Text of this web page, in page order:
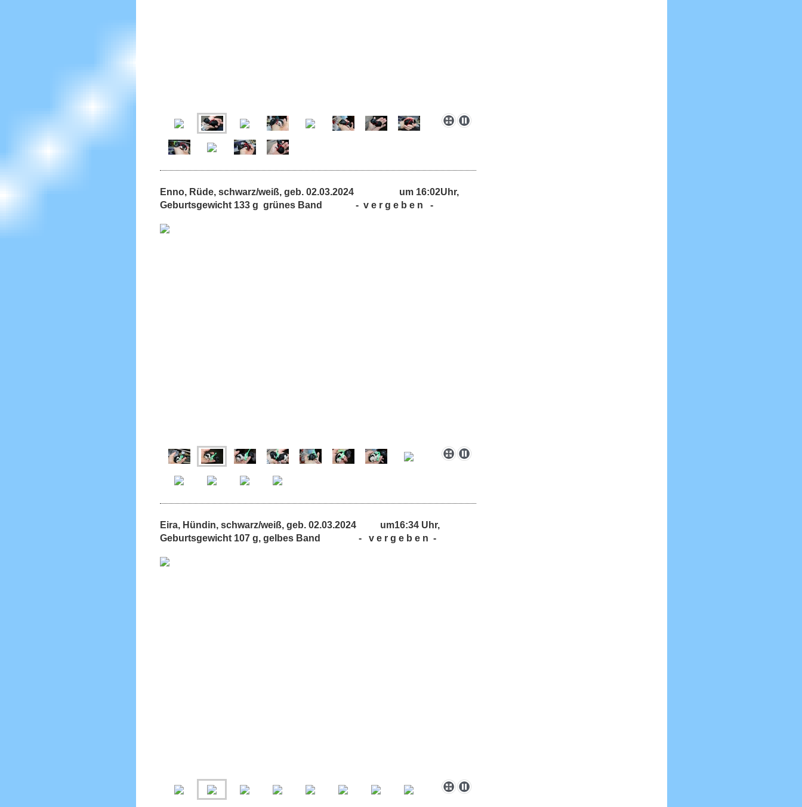
Enno, Rüde, schwarz/weiß, geb. 02.03.2024 um 16:02Uhr,
Geburtsgewicht 133 g grünes Band - v e r g e b e n -
Eira, Hündin, schwarz/weiß, geb. 02.03.2024 um16:34 Uhr,
Geburtsgewicht 107 g, gelbes Band - v e r g e b e n -